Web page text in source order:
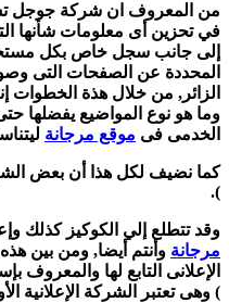
من المعروف ان شركة جوجل
في تحزين أى معلومات شأنها
إلى جانب سجل خاص بكل
المحددة عن الصفحات التى
الزائر, من خلال هذة الخطوات
وما هو نوع المواضيع يفضلها
الخدمى فى موقع مرجانة
كما نضيف لكل هذا أن بعض
).
وقد تتطلع إلي الكوكيز كذلك
مرجانة وأنتم أيضا, ومن بين
الإعلانى التابع لها
) وهى تعتبر الشركة الإعلانية